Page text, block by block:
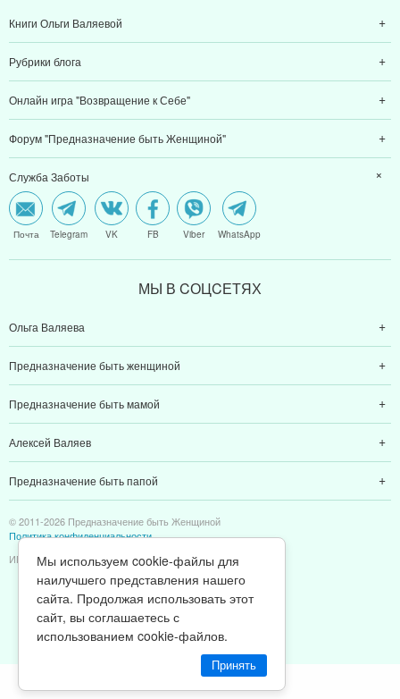
Книги Ольги Валяевой
Рубрики блога
Онлайн игра "Возвращение к Себе"
Форум "Предназначение быть Женщиной"
Служба Заботы
Почта Telegram VK FB Viber WhatsApp
МЫ В CОЦCЕТЯХ
Ольга Валяева
Предназначение быть женщиной
Предназначение быть мамой
Алексей Валяев
Предназначение быть папой
© 2011-2026 Предназначение быть Женщиной
Политика конфиденциальности
ИП Валяев А. В. | ИНН 380111808709
Мы используем cookie-файлы для
наилучшего представления нашего
сайта. Продолжая использовать этот
сайт, вы соглашаетесь с
использованием cookie-файлов.
Принять